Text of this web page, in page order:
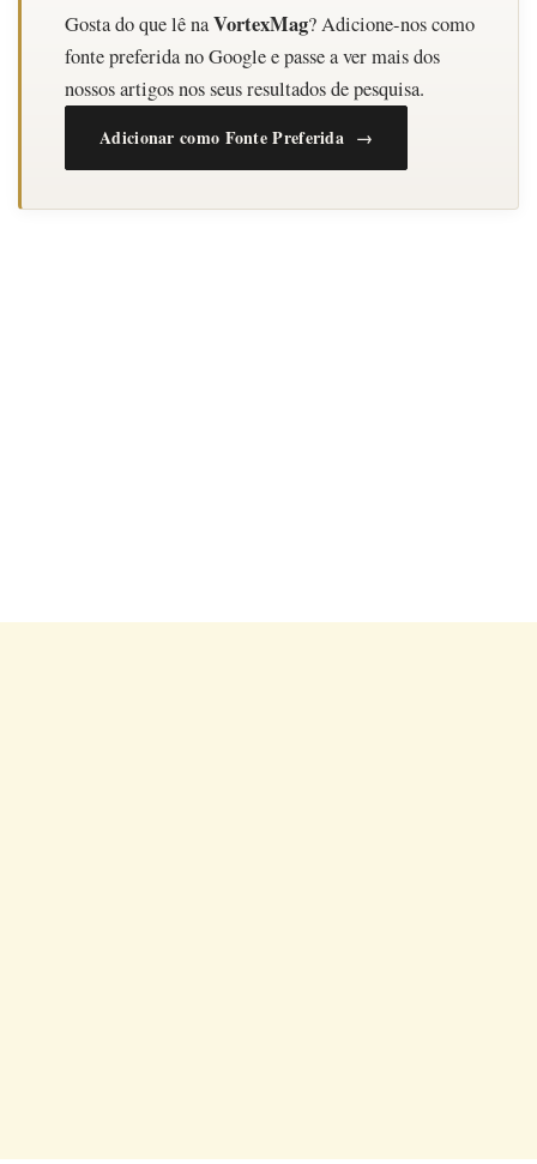
Gosta do que lê naVortexMag? Adicione-nos como
fonte preferida no Google e passe a ver mais dos
nossos artigos nos seus resultados de pesquisa.
Adicionar como Fonte Preferida →